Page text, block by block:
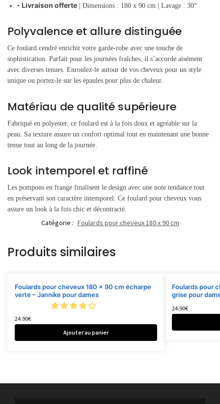
• Livraison offerte | Dimensions : 180 x 90 cm | Lavage : 30°
Polyvalence et allure distinguée
Ce foulard cendré enrichit votre garde-robe avec une touche de
sophistication. Parfait pour les journées fraîches, il s’accorde aisément
avec diverses tenues. Enroulez-le autour de vos cheveux pour un style
unique ou portez-le sur les épaules pour plus de chaleur.
Matériau de qualité supérieure
Fabriqué en polyester, ce foulard est à la fois doux et agréable sur la
peau. Sa texture assure un confort optimal tout en maintenant une bonne
tenue tout au long de la journée.
Look intemporel et raffiné
Les pompons en frange finalisent le design avec une note tendance tout
en préservant son caractère intemporel. Ce foulard pour cheveux vous
assure un look à la fois chic et décontracté.
Catégorie : Foulards pour cheveux 180 x 90 cm
Produits similaires
Foulards pour cheveux 180 x 90 cm écharpe
verte – Jannike pour dames
24.90€
Ajouter au panier
Foulards pour
grise pour
24.90€